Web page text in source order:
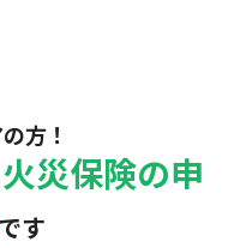
方！
火災保険の申
です